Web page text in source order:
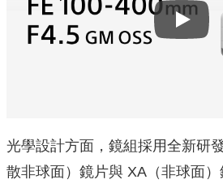
Play
光學設計方面，鏡組採用全新研
散非球面）鏡片與 XA（非球面